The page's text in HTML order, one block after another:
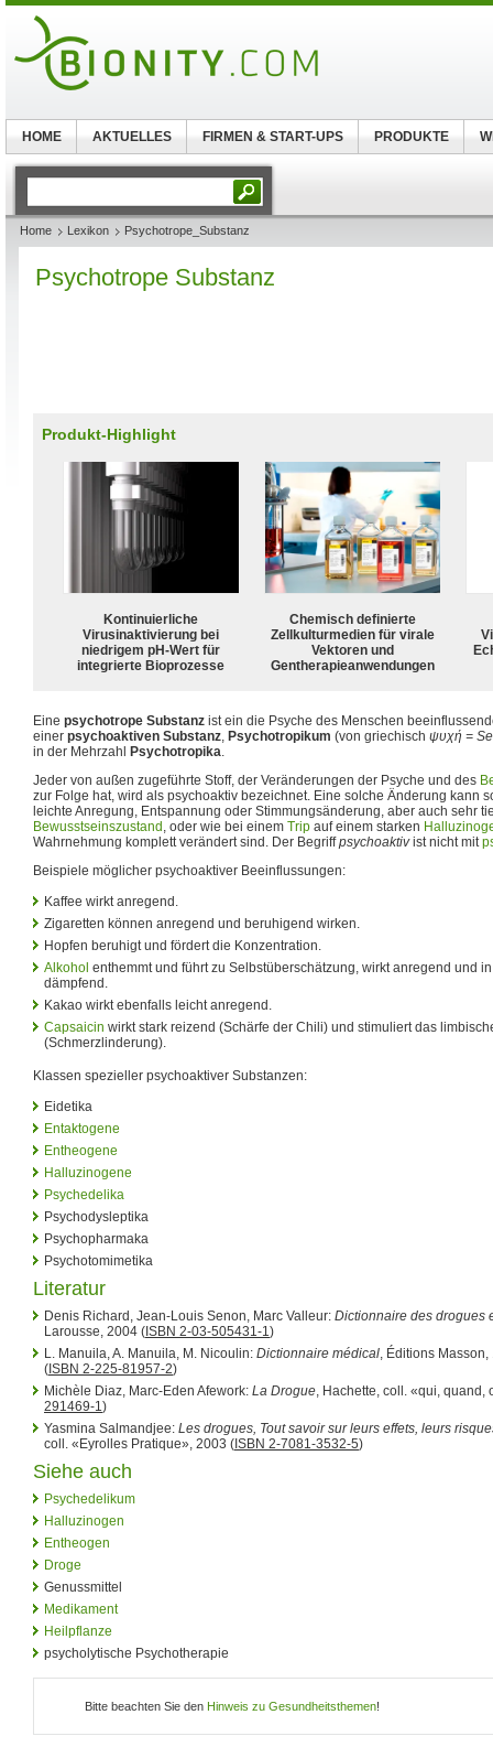
Home Lexikon Psychotrope_Substanz
Psychotrope Substanz
Produkt-Highlight
Kontinuierliche
Virusinaktivierung bei
niedrigem pH-Wert für
integrierte Bioprozesse
Chemisch definierte
Zellkulturmedien für virale
Vektoren und
Gentherapieanwendungen
Eine psychotrope Substanz ist ein die Psyche des Menschen
einer psychoaktiven Substanz, Psychotropikum (von griechisch ψυχή =
in der Mehrzahl
Psychotropika.
Jeder von außen zugeführte Stoff, der Veränderungen der Psyche und des
zur Folge hat, wird als psychoaktiv bezeichnet. Eine solche Änderung kann
leichte Anregung, Entspannung oder Stimmungsänderung, aber auch sehr
Bewusstseinszustand , oder wie bei einem Trip auf einem starken
Wahrnehmung komplett verändert sind. Der Begriffpsychoaktivist nicht mit
Beispiele möglicher psychoaktiver Beeinflussungen:
Kaffee wirkt anregend.
Zigaretten können anregend und beruhigend wirken.
Hopfen beruhigt und fördert die Konzentration.
Alkohol enthemmt und führt zu Selbstüberschätzung, wirkt anregend und
dämpfend.
Kakao wirkt ebenfalls leicht anregend.
Capsaicin wirkt stark reizend (Schärfe der Chili) und stimuliert das
(Schmerzlinderung).
Klassen spezieller psychoaktiver Substanzen:
Eidetika
Entaktogene
Entheogene
Halluzinogene
Psychedelika
Psychodysleptika
Psychopharmaka
Psychotomimetika
Literatur
Denis Richard, Jean-Louis Senon, Marc Valleur: Dictionnaire des drogues
Larousse, 2004 ( ISBN 2-03-505431-1)
L. Manuila, A. Manuila, M. Nicoulin: Dictionnaire médical, Éditions
( ISBN 2-225-81957-2)
Michèle Diaz, Marc-Eden Afework: La Drogue, Hachette, coll. «qui, quand,
291469-1)
Yasmina Salmandjee: Les drogues, Tout savoir sur leurs effets, leurs
coll. «Eyrolles Pratique», 2003 ( ISBN 2-7081-3532-5)
Siehe auch
Psychedelikum
Halluzinogen
Entheogen
Droge
Genussmittel
Medikament
Heilpflanze
psycholytische Psychotherapie
Bitte beachten Sie den Hinweis zu Gesundheitsthemen!
HOME AKTUELLES FIRMEN & START-UPS PRODUKTE